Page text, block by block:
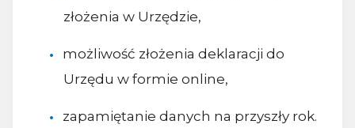
złożenia w Urzędzie,
możliwość złożenia deklaracji do
Urzędu w formie online,
zapamiętanie danych na przyszły rok.